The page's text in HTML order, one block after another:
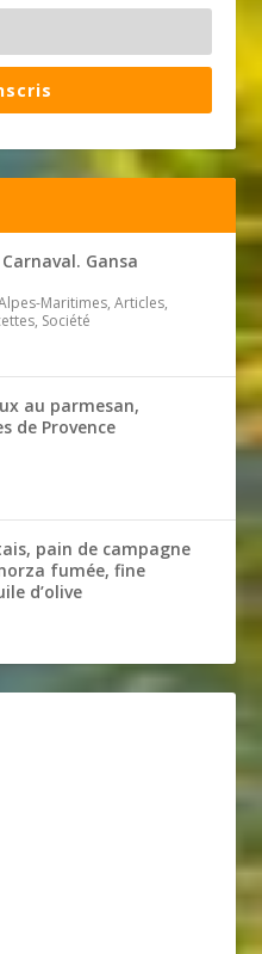
Gansa
Maritimes, Articles,
Société
au parmesan,
de Provence
pain de campagne
fumée, fine
d’olive